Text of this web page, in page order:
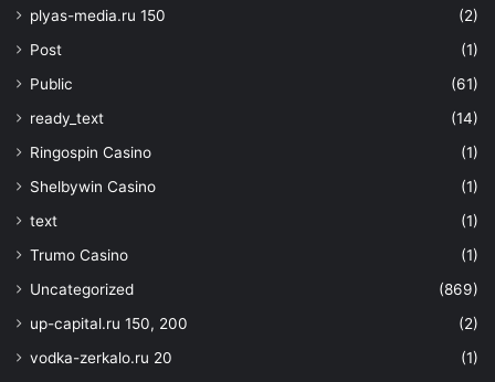
plyas-media.ru 150
(2)
Post
(1)
Public
(61)
ready_text
(14)
Ringospin Casino
(1)
Shelbywin Casino
(1)
text
(1)
Trumo Casino
(1)
Uncategorized
(869)
up-capital.ru 150, 200
(2)
vodka-zerkalo.ru 20
(1)